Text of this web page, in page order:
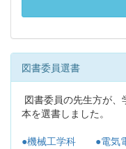
図書委員選書
図書委員の先生方が
本を選書しました。
●機械工学科
●電気